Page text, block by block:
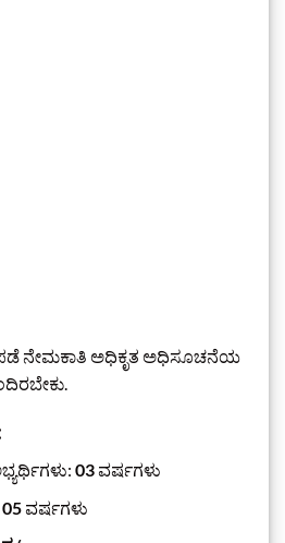
ಪಡೆ ನೇಮಕಾತಿ ಅಧಿಕೃತ ಅಧಿಸೂಚನೆಯ
03ವರ್ಷಗಳು
05ವರ್ಷಗಳು